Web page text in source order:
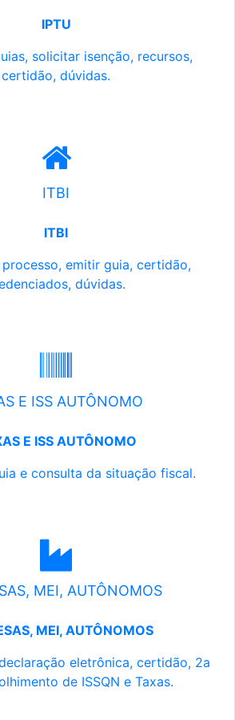
IPTU
solicitar isenção, recursos,
certidão, dúvidas.
ITBI
ITBI
emitir guia, certidão,
dúvidas.
E ISS AUTÔNOMO
E ISS AUTÔNOMO
e consulta da situação fiscal.
MEI, AUTÔNOMOS
MEI, AUTÔNOMOS
eletrônica, certidão, 2a
de ISSQN e Taxas.